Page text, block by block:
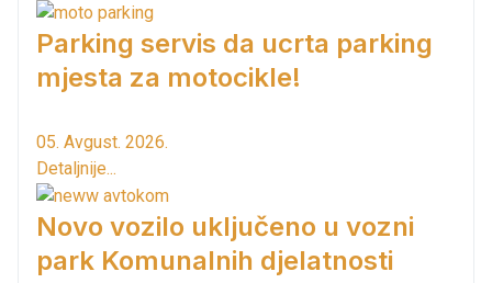
Parking servis da ucrta parking
mjesta za motocikle!
05. Avgust. 2026.
Detaljnije...
Novo vozilo uključeno u vozni
park Komunalnih djelatnosti